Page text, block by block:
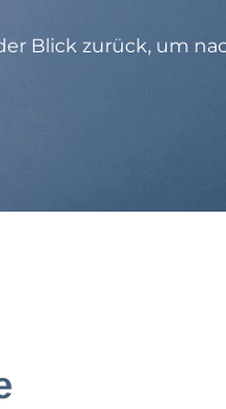
Blick zurück, um